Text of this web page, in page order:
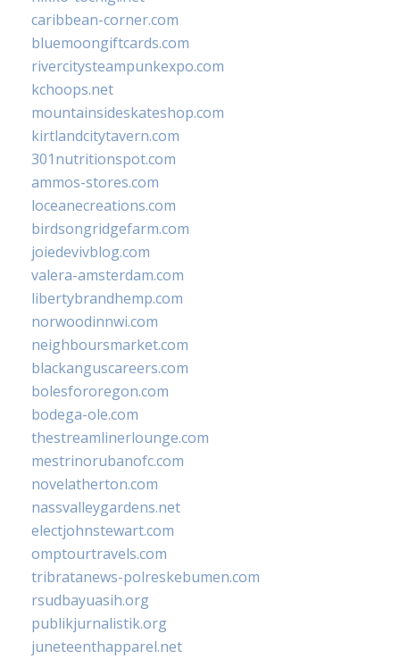
caribbean-corner.com
bluemoongiftcards.com
rivercitysteampunkexpo.com
kchoops.net
mountainsideskateshop.com
kirtlandcitytavern.com
301nutritionspot.com
ammos-stores.com
loceanecreations.com
birdsongridgefarm.com
joiedevivblog.com
valera-amsterdam.com
libertybrandhemp.com
norwoodinnwi.com
neighboursmarket.com
blackanguscareers.com
bolesfororegon.com
bodega-ole.com
thestreamlinerlounge.com
mestrinorubanofc.com
novelatherton.com
nassvalleygardens.net
electjohnstewart.com
omptourtravels.com
tribratanews-polreskebumen.com
rsudbayuasih.org
publikjurnalistik.org
juneteenthapparel.net